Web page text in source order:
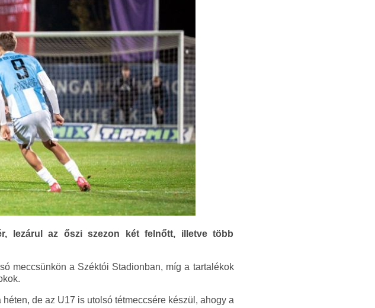
lezárul az őszi szezon két felnőtt, illetve több
meccsünkön a Széktói Stadionban, míg a tartalékok
de az U17 is utolsó tétmeccsére készül, ahogy a